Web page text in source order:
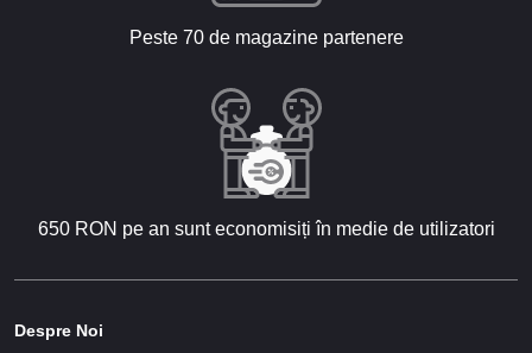
Peste 70 de magazine partenere
650 RON pe an sunt economisiți în medie de utilizatori
Despre Noi